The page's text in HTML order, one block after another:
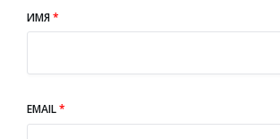
ИМЯ*
EMAIL*